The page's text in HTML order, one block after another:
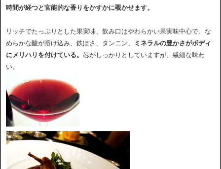
時間が経つと官能的な香りをかすかに覗かせます。
リッチでたっぷりとした果実味、飲み口はやわらかい果実味中心で、な
めらかな酸が溶け込み、鉄ぽさ、タンニン、
ミネラルの豊かさがボディ
にメリハリを付けている。 芯がしっかりとしていますが、繊細な味わ
い。